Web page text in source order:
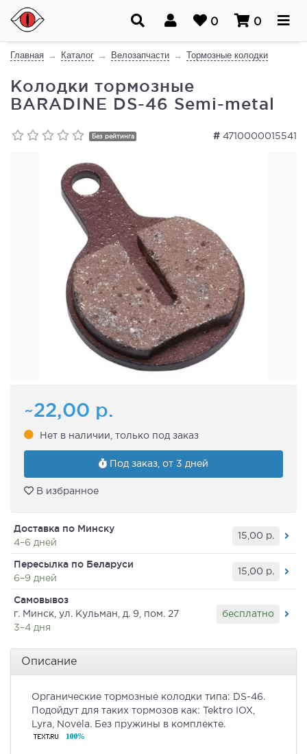
0 0
Главная Каталог Велозапчасти Тормозные колодки
Колодки тормозные
BARADINE DS-46 Semi-metal
# 4710000015541
Без рейтинга
~22,00 р.
Нет в наличии, только под заказ
Под заказ, от 3 дней
В избранное
Доставка по Минску
4–6 дней
15,00 р.
Пересылка по Беларуси
6–9 дней
15,00 р.
Самовывоз
г. Минск, ул. Кульман, д. 9, пом. 27
3–4 дня
бесплатно
Описание
Органические тормозные колодки типа: DS-46.
Подойдут для таких тормозов как: Tektro IOX,
Lyra, Novela. Без пружины в комплекте.